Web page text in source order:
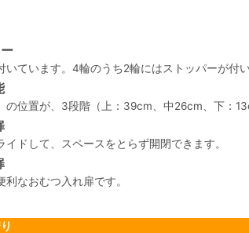
いています。4輪のうち2輪にはストッパーが付
の位置が、3段階（上：39cm、中26cm、下：
イドして、スペースをとらず開閉できます。
利なおむつ入れ扉です。